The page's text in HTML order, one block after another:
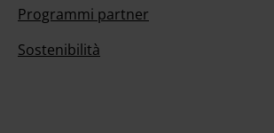
Programmi partner
Sostenibilità